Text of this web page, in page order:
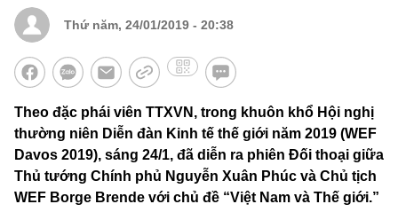
Thứ năm, 24/01/2019 - 20:38
Theo đặc phái viên TTXVN, trong khuôn khổ Hội nghị
thường niên Diễn đàn Kinh tế thế giới năm 2019 (WEF
Davos 2019), sáng 24/1, đã diễn ra phiên Đối thoại giữa
Thủ tướng Chính phủ Nguyễn Xuân Phúc và Chủ tịch
WEF Borge Brende với chủ đề “Việt Nam và Thế giới.”